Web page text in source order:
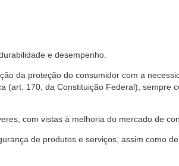
e desempenho.
da proteção do consumidor com a
(art. 170, da Constituição Federal), sempre
com vistas à melhoria do mercado de
de produtos e serviços, assim como